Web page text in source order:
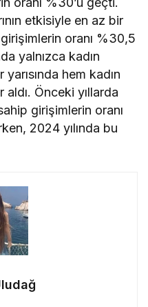
etkisiyle en az bir
oranı %30,5
yalnızca kadın
hem kadın
Önceki yıllarda
girişimlerin oranı
2024 yılında bu